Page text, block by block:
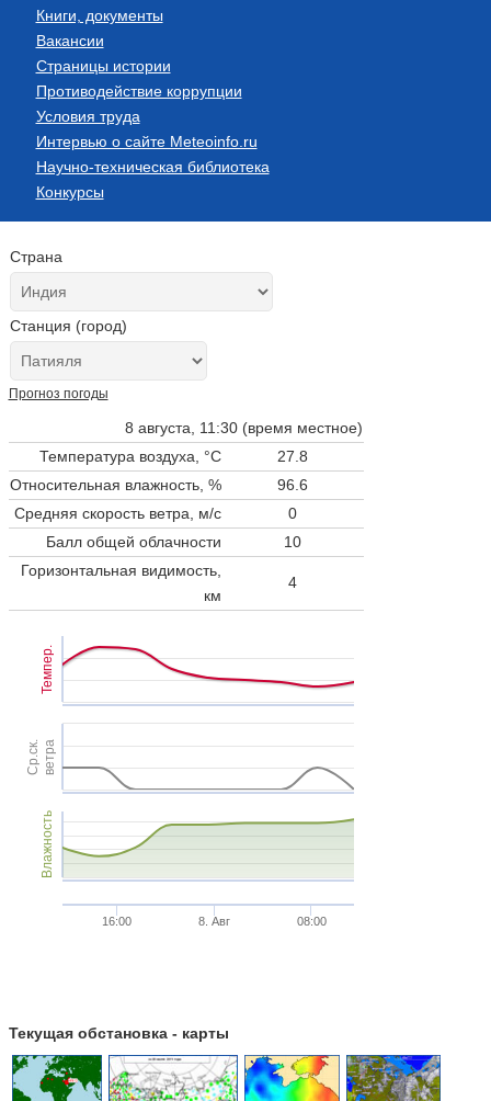
Книги, документы
Вакансии
Страницы истории
Противодействие коррупции
Условия труда
Интервью о сайте Meteoinfo.ru
Научно-техническая библиотека
Конкурсы
Страна
Станция (город)
Прогноз погоды
8 августа, 11:30 (время местное)
Температура воздуха, °C
27.8
Относительная влажность, %
96.6
Средняя скорость ветра, м/с
0
Балл общей облачности
10
Горизонтальная видимость,
км
4
Темпер.
Ср.ск.ветра
Влажность
16:00 8. Авг 08:00
Текущая обстановка - карты